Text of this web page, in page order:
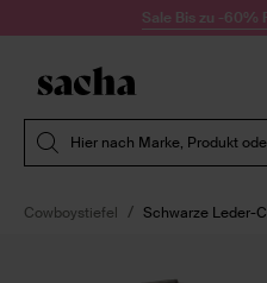
Zum Inhalt springenSale Bis zu -60%
Hier nach Marke, Produkt
Cowboystiefel Schwarze Leder-